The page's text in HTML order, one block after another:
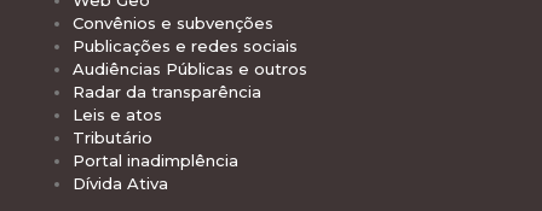
Convênios e subvenções
Publicações e redes sociais
Audiências Públicas e outros
Radar da transparência
Leis e atos
Tributário
Portal inadimplência
Dívida Ativa